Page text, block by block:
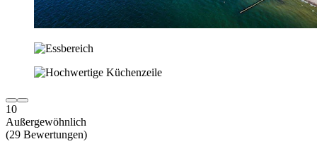
10
Außergewöhnlich
(29 Bewertungen)